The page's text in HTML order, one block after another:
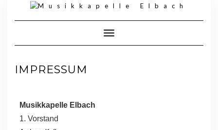
Toggle Navigation
IMPRESSUM
Musikkapelle Elbach
1. Vorstand